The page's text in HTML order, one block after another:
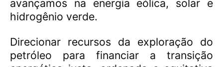
avançamos na energia eólica, solar e
hidrogênio verde.
Direcionar recursos da exploração do
petróleo para financiar a transição